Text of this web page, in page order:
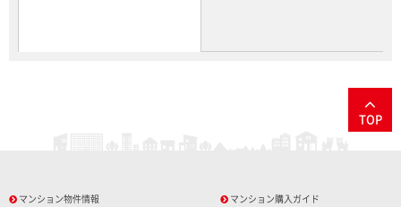
TOP
マンション物件情報
マンション購入ガイド